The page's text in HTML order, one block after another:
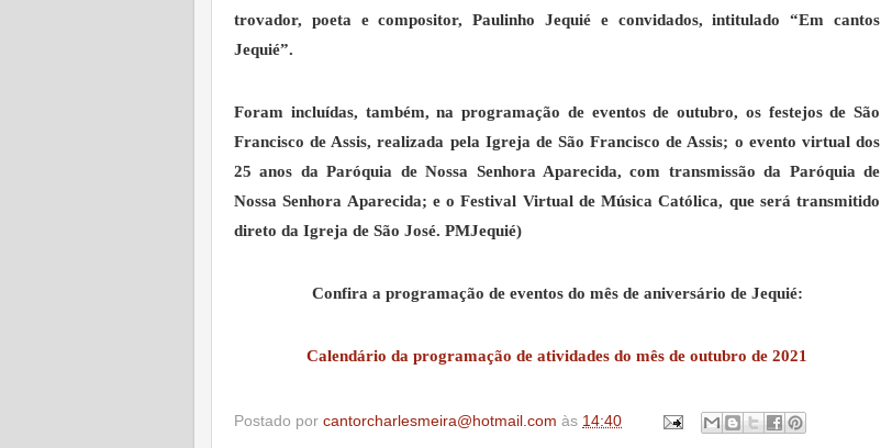
trovador, poeta e compositor, Paulinho Jequié e convidados, intitulado “Em cantos
Jequié”.
Foram incluídas, também, na programação de eventos de outubro, os festejos de São
Francisco de Assis, realizada pela Igreja de São Francisco de Assis; o evento virtual dos
25 anos da Paróquia de Nossa Senhora Aparecida, com transmissão da Paróquia de
Nossa Senhora Aparecida; e o Festival Virtual de Música Católica, que será transmitido
direto da Igreja de São José. PMJequié)
Confira a programação de eventos do mês de aniversário de Jequié:
Calendário da programação de atividades do mês de outubro de 2021
Postado por cantorcharlesmeira@hotmail.com às 14:40